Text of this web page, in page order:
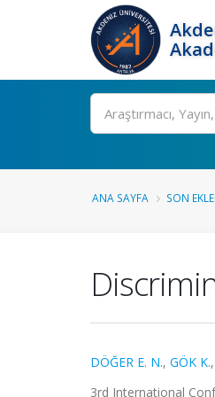
Ara
ANA SAYFA SON
DÖĞER E. N., GÖK K.,
3rd International